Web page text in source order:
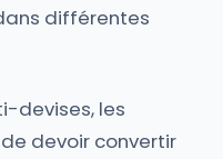
différentes
devises, les
devoir convertir